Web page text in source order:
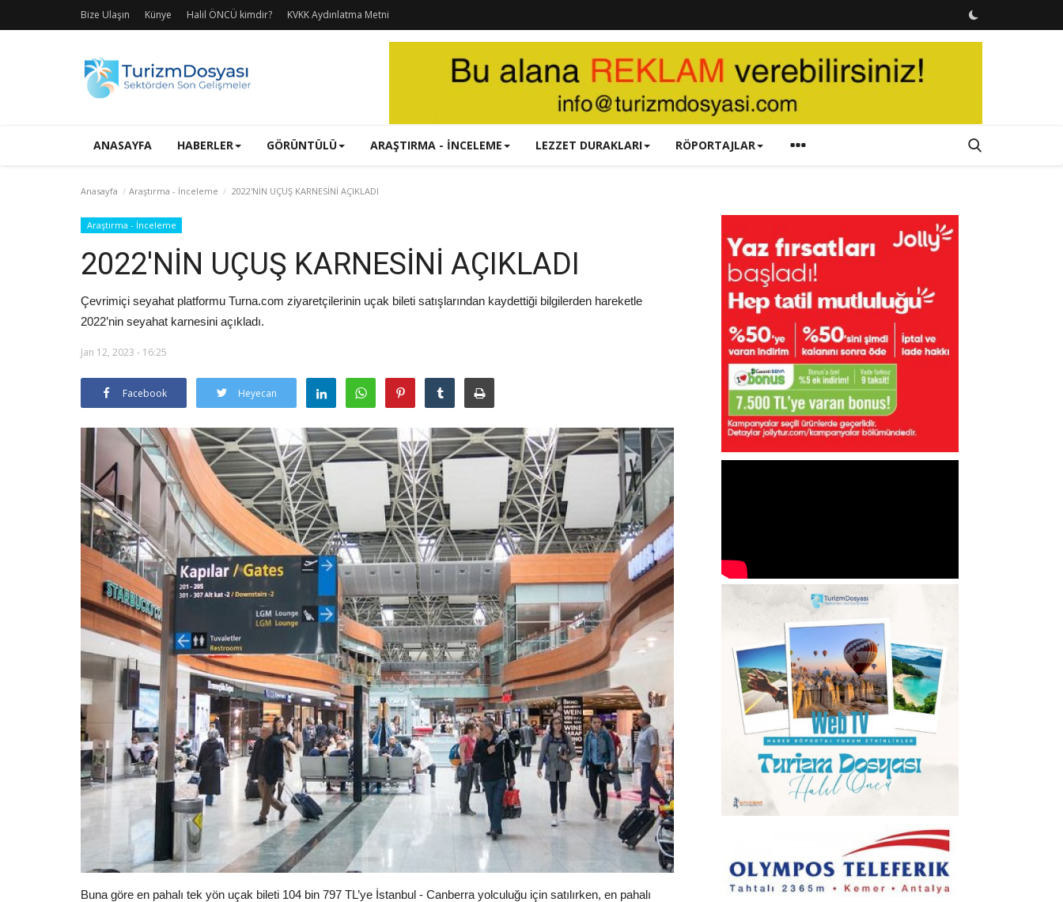
Bize Ulaşın Künye Halil ÖNCÜ kimdir? KVKK Aydınlatma Metni
ANASAYFA HABERLER GÖRÜNTÜLÜ ARAŞTIRMA - İNCELEME LEZZET DURAKLARI RÖPORTAJLAR
Anasayfa Araştırma - İnceleme 2022'NİN UÇUŞ KARNESİNİ AÇIKLADI
Araştırma - İnceleme
2022'NİN UÇUŞ KARNESİNİ AÇIKLADI
Çevrimiçi seyahat platformu Turna.com ziyaretçilerinin uçak bileti satışlarından kaydettiği bilgilerden hareketle
2022’nin seyahat karnesini açıkladı.
Jan 12, 2023 - 16:25
Facebook Heyecan
Buna göre en pahalı tek yön uçak bileti 104 bin 797 TL’ye İstanbul - Canberra yolculuğu için satılırken, en pahalı